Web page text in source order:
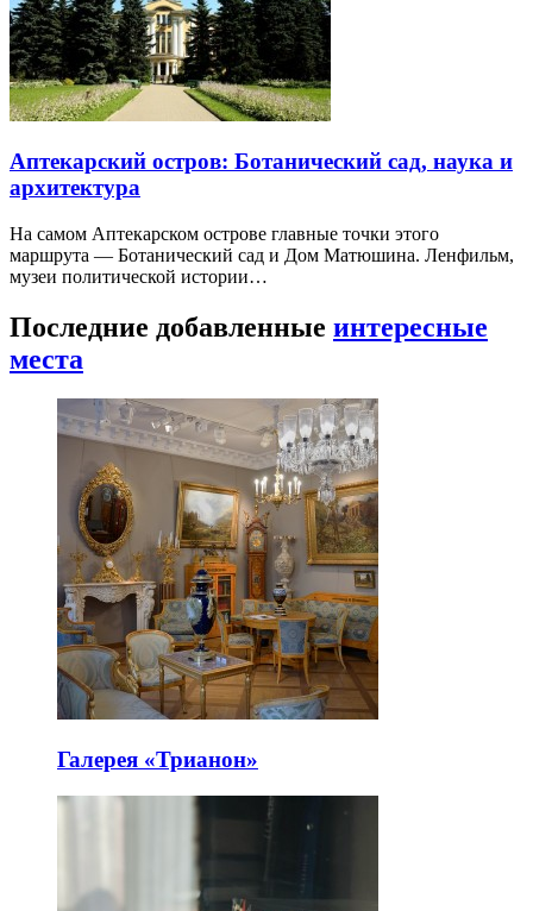
Аптекарский остров: Ботанический сад, наука и
архитектура
На самом Аптекарском острове главные точки этого
маршрута — Ботанический сад и Дом Матюшина. Ленфильм,
музеи политической истории…
Последние добавленные интересные
места
Галерея «Трианон»